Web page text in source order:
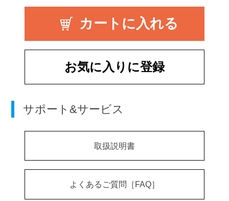
お気に入りに登録
サポート&サービス
取扱説明書
よくあるご質問［FAQ］